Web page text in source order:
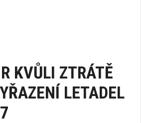
KVŮLI ZTRÁTĚ
LETADEL